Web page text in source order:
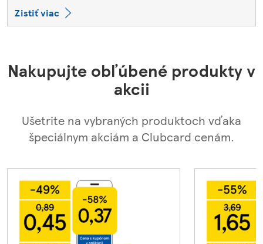
Zistiť viac
Nakupujte obľúbené produkty v
akcii
Ušetrite na vybraných produktoch vďaka
špeciálnym akciám a Clubcard cenám.